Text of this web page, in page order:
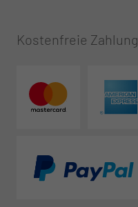
Kostenfreie Zahlung